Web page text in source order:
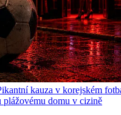
kauza v korejském
plážovému domu v cizině